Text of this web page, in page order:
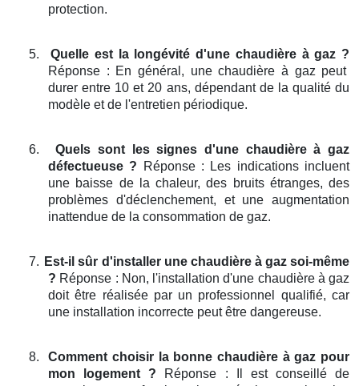
protection.
5.
Quelle est la longévité d'une chaudière à gaz ?
Réponse : En général, une chaudière à gaz peut
durer entre 10 et 20 ans, dépendant de la qualité du
modèle et de l'entretien périodique.
6.
Quels sont les signes d'une chaudière à gaz
défectueuse ? Réponse : Les indications incluent
une baisse de la chaleur, des bruits étranges, des
problèmes d'déclenchement, et une augmentation
inattendue de la consommation de gaz.
7. Est-il sûr d'installer une chaudière à gaz soi-même
? Réponse : Non, l'installation d'une chaudière à gaz
doit être réalisée par un professionnel qualifié, car
une installation incorrecte peut être dangereuse.
8.
Comment choisir la bonne chaudière à gaz pour
mon logement ? Réponse : Il est conseillé de